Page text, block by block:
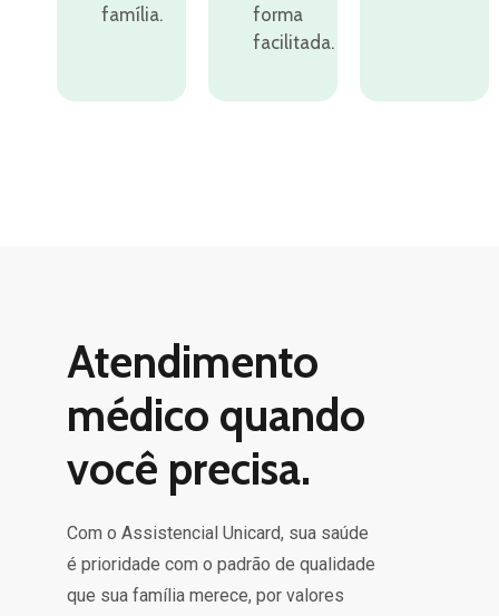
família.
forma
facilitada.
Atendimento
médico quando
você precisa.
Com o Assistencial Unicard, sua saúde
é prioridade com o padrão de qualidade
que sua família merece, por valores